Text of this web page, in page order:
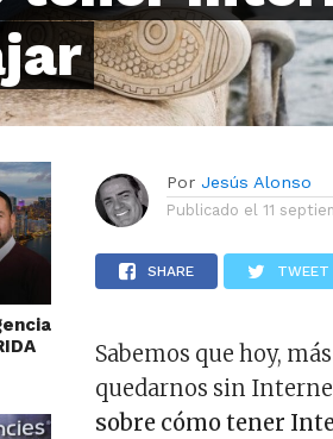
Por Jesús Alonso
Publicado el 11
SHARE TWEET
Sabemos que hoy,
quedarnos sin
sobre cómo tener